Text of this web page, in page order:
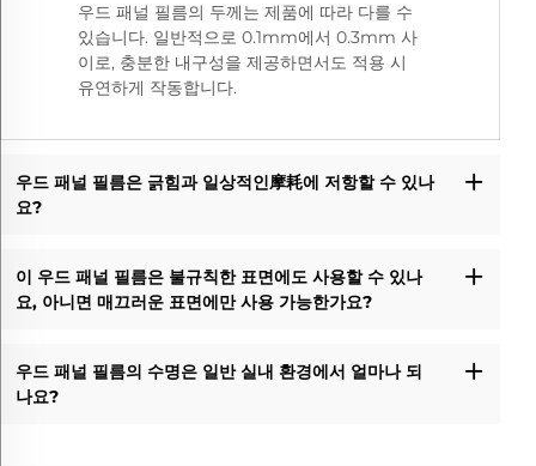
우드 패널 필름의 두께는 제품에 따라 다를 수
있습니다. 일반적으로 0.1mm에서 0.3mm 사
이로, 충분한 내구성을 제공하면서도 적용 시
유연하게 작동합니다.
우드 패널 필름은 긁힘과 일상적인摩耗에 저항할 수 있나
요?
이 우드 패널 필름은 불규칙한 표면에도 사용할 수 있나
요, 아니면 매끄러운 표면에만 사용 가능한가요?
우드 패널 필름의 수명은 일반 실내 환경에서 얼마나 되
나요?